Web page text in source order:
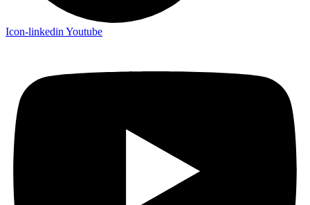
Icon-linkedin Youtube